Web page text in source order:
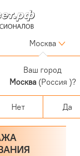
Москва
Войти
Регистрация
Персональный раздел
Ваш город
Москва(Россия )?
Нет Да